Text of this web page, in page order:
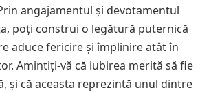
angajamentul și devotamentul
poți construi o legătură puternică
aduce fericire și împlinire atât în
Amintiți-vă că iubirea merită să fie
și că aceasta reprezintă unul dintre